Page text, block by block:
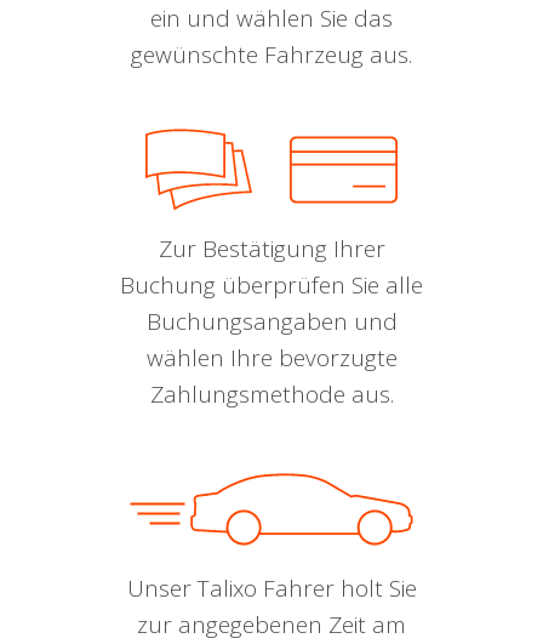
ein und wählen Sie das
gewünschte Fahrzeug aus.
Zur Bestätigung Ihrer
Buchung überprüfen Sie alle
Buchungsangaben und
wählen Ihre bevorzugte
Zahlungsmethode aus.
Unser Talixo Fahrer holt Sie
zur angegebenen Zeit am